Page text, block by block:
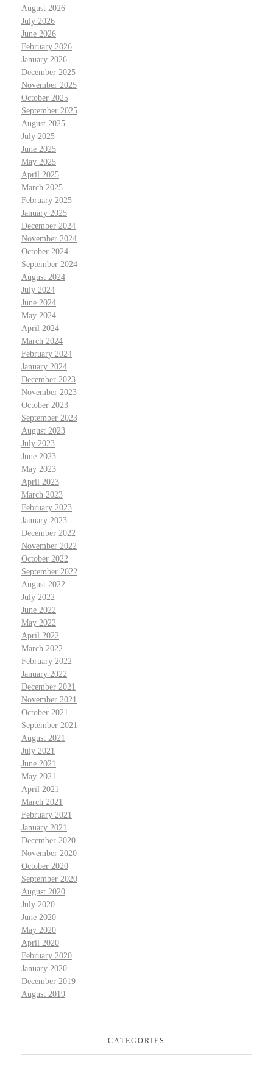
August 2026
July 2026
June 2026
February 2026
January 2026
December 2025
November 2025
October 2025
September 2025
August 2025
July 2025
June 2025
May 2025
April 2025
March 2025
February 2025
January 2025
December 2024
November 2024
October 2024
September 2024
August 2024
July 2024
June 2024
May 2024
April 2024
March 2024
February 2024
January 2024
December 2023
November 2023
October 2023
September 2023
August 2023
July 2023
June 2023
May 2023
April 2023
March 2023
February 2023
January 2023
December 2022
November 2022
October 2022
September 2022
August 2022
July 2022
June 2022
May 2022
April 2022
March 2022
February 2022
January 2022
December 2021
November 2021
October 2021
September 2021
August 2021
July 2021
June 2021
May 2021
April 2021
March 2021
February 2021
January 2021
December 2020
November 2020
October 2020
September 2020
August 2020
July 2020
June 2020
May 2020
April 2020
February 2020
January 2020
December 2019
August 2019
CATEGORIES